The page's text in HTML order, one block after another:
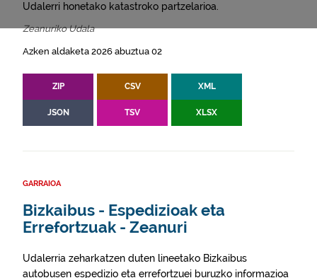
Udalerri honetako katastroko partzelarioa.
Zeanuriko Udala
Azken aldaketa 2026 abuztua 02
ZIP CSV XML
JSON TSV XLSX
GARRAIOA
Bizkaibus - Espedizioak eta
Errefortzuak - Zeanuri
Udalerria zeharkatzen duten lineetako Bizkaibus
autobusen espedizio eta errefortzuei buruzko informazioa